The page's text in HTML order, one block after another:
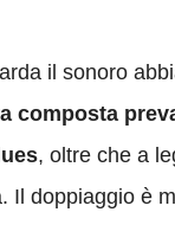
il sonoro
composta
, oltre che a
Il doppiaggio è